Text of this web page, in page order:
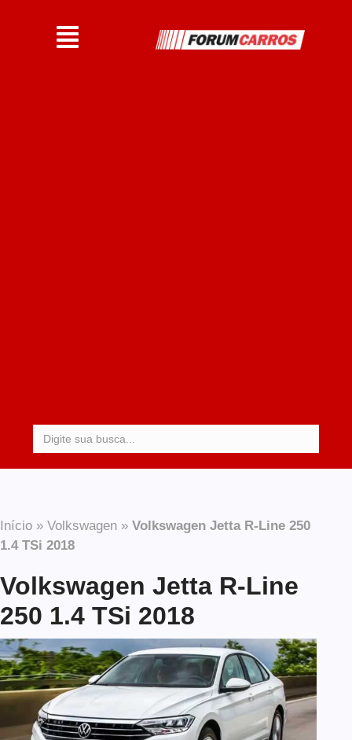
Início » Volkswagen » Volkswagen Jetta R-Line 250
1.4 TSi 2018
Volkswagen Jetta R-Line
250 1.4 TSi 2018